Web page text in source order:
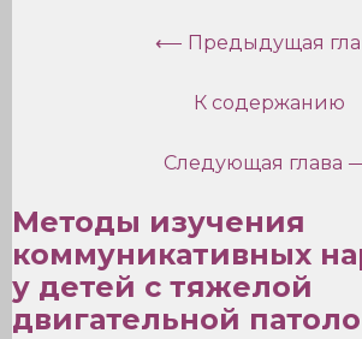
⟵ Предыдущая
К содержанию
Следующая глава
Методы изучения
коммуникативных
у детей с тяжелой
двигательной